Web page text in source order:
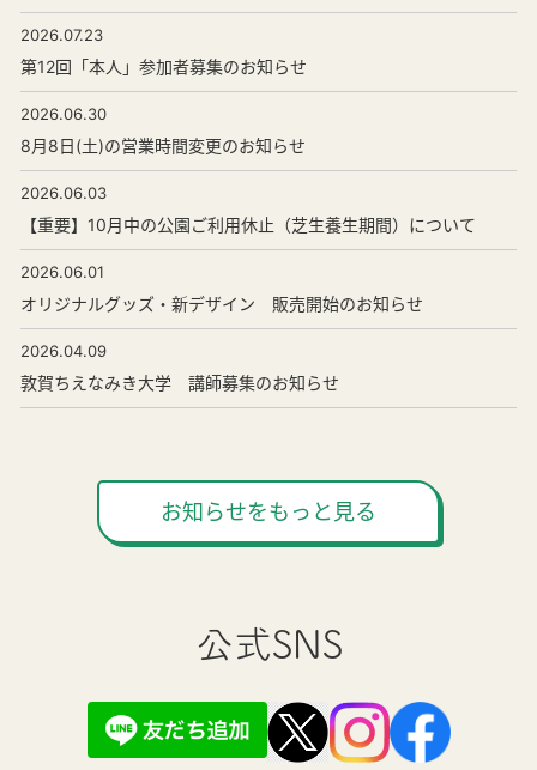
2026.07.23
第12回「本人」参加者募集のお知らせ
2026.06.30
8月8日(土)の営業時間変更のお知らせ
2026.06.03
【重要】10月中の公園ご利用休止（芝生養生期間）について
2026.06.01
オリジナルグッズ・新デザイン 販売開始のお知らせ
2026.04.09
敦賀ちえなみき大学 講師募集のお知らせ
お知らせをもっと見る
公式SNS